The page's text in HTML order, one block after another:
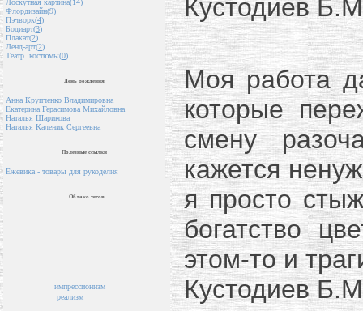
Лоскутная картина(14)
Флордизайн(9)
Пэчворк(4)
Бодиарт(3)
Плакат(2)
Ленд-арт(2)
Театр. костюмы(0)
День рождения
Анна Крупченко Владимировна
Екатерина Герасимова Михайловна
Наталья Шарикова
Наталья Каленик Сергеевна
Полезные ссылки
Ежевика - товары для рукоделия
Облако тегов
реализм
импрессионизм
Кустодиев
Моя работа
которые
смену
кажется
я просто
богатство
этом-то и
Кустодиев